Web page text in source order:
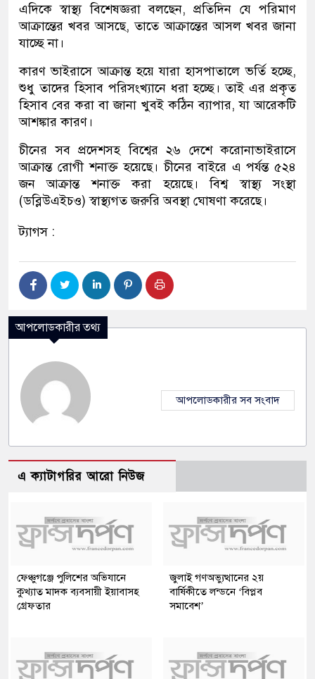
এদিকে স্বাস্থ্য বিশেষজ্ঞরা বলছেন, প্রতিদিন যে পরিমাণ
আক্রান্তের খবর আসছে, তাতে আক্রান্তের আসল খবর জানা
যাচ্ছে না।
কারণ ভাইরাসে আক্রান্ত হয়ে যারা হাসপাতালে ভর্তি হচ্ছে,
শুধু তাদের হিসাব পরিসংখ্যানে ধরা হচ্ছে। তাই এর প্রকৃত
হিসাব বের করা বা জানা খুবই কঠিন ব্যাপার, যা আরেকটি
আশঙ্কার কারণ।
চীনের সব প্রদেশসহ বিশ্বের ২৬ দেশে করোনাভাইরাসে
আক্রান্ত রোগী শনাক্ত হয়েছে। চীনের বাইরে এ পর্যন্ত ৫২৪
জন আক্রান্ত শনাক্ত করা হয়েছে। বিশ্ব স্বাস্থ্য সংস্থা
(ডব্লিউএইচও) স্বাস্থ্যগত জরুরি অবস্থা ঘোষণা করেছে।
ট্যাগস :
আপলোডকারীর তথ্য
আপলোডকারীর সব সংবাদ
এ ক্যাটাগরির আরো নিউজ
ফেঞ্চুগঞ্জে পুলিশের অভিযানে
কুখ্যাত মাদক ব্যবসায়ী ইয়াবাসহ
গ্রেফতার
জুলাই গণঅভ্যুত্থানের ২য়
বার্ষিকীতে লন্ডনে ‘বিপ্লব
সমাবেশ’